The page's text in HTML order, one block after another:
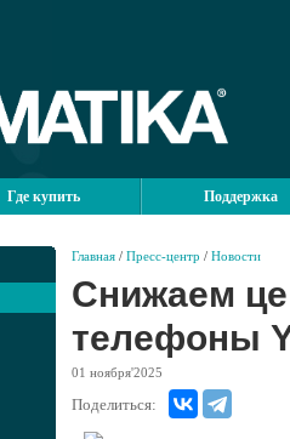
Где купить Поддержка
Главная / Пресс-центр / Новости
Снижаем
телефоны
01 ноября'2025
Поделиться: